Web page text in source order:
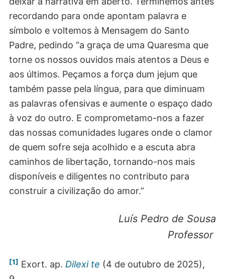
recordando para onde apontam palavra e
símbolo e voltemos à Mensagem do Santo
Padre, pedindo “a graça de uma Quaresma que
torne os nossos ouvidos mais atentos a Deus e
aos últimos. Peçamos a força dum jejum que
também passe pela língua, para que diminuam
as palavras ofensivas e aumente o espaço dado
à voz do outro. E comprometamo-nos a fazer
das nossas comunidades lugares onde o clamor
de quem sofre seja acolhido e a escuta abra
caminhos de libertação, tornando-nos mais
disponíveis e diligentes no contributo para
construir a civilização do amor.”
Luís Pedro de Sousa
Professor
[1] Exort. ap. Dilexi te (4 de outubro de 2025),